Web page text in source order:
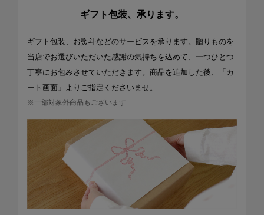
ギフト包装、承ります。
ギフト包装、お熨斗などのサービスを承ります。贈りものを
当店でお選びいただいた感謝の気持ちを込めて、一つひとつ
丁寧にお包みさせていただきます。商品を追加した後、「カ
ート画面」よりご指定くださいませ。
※一部対象外商品もございます